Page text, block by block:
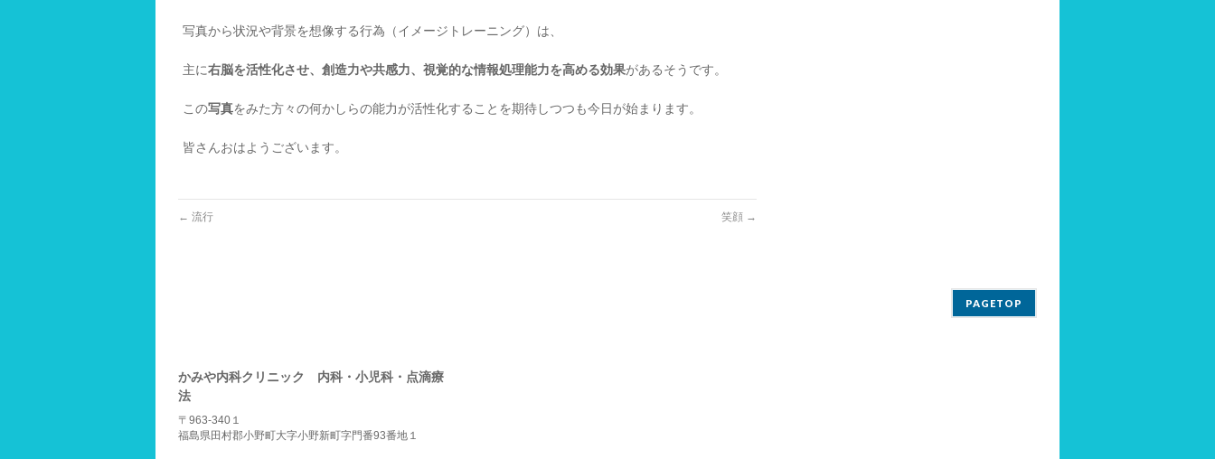
写真から状況や背景を想像する行為（イメージトレーニング）は、
主に右脳を活性化させ、創造力や共感力、視覚的な情報処理能力を高める効果があるそうです。
この写真をみた方々の何かしらの能力が活性化することを期待しつつも今日が始まります。
皆さんおはようございます。
← 流行 笑顔 →
PAGETOP
かみや内科クリニック 内科・小児科・点滴療
法
〒963-340１
福島県田村郡小野町大字小野新町字門番93番地１